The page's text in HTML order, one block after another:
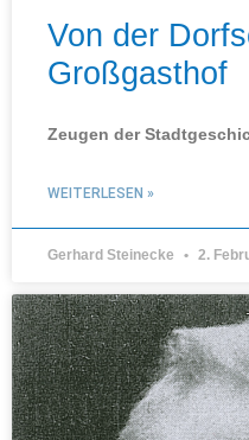
Von der
Großgasthof
Zeugen der
WEITERLESEN »
Gerhard Steinecke 2.